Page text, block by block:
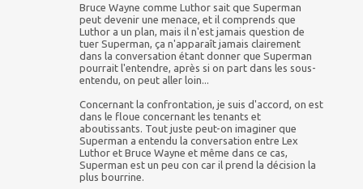
Bruce Wayne comme Luthor sait que Superman
peut devenir une menace, et il comprends que
Luthor a un plan, mais il n'est jamais question de
tuer Superman, ça n'apparaît jamais clairement
dans la conversation étant donner que Superman
pourrait l'entendre, après si on part dans les sous-
entendu, on peut aller loin...
Concernant la confrontation, je suis d'accord, on est
dans le floue concernant les tenants et
aboutissants. Tout juste peut-on imaginer que
Superman a entendu la conversation entre Lex
Luthor et Bruce Wayne et même dans ce cas,
Superman est un peu con car il prend la décision la
plus bourrine.